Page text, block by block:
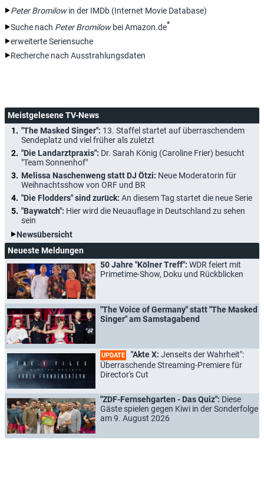
Peter Bromilowin der IMDb (Internet Movie Database)
Suche nach Peter Bromilowbei Amazon.de*
erweiterte Seriensuche
Recherche nach Ausstrahlungsdaten
Meistgelesene TV-News
"The Masked Singer": 13. Staffel startet auf überraschendem
Sendeplatz und viel früher als zuletzt
"Die Landarztpraxis": Dr. Sarah König (Caroline Frier) besucht
"Team Sonnenhof"
Melissa Naschenweng statt DJ Ötzi: Neue Moderatorin für
Weihnachtsshow von ORF und BR
"Die Flodders" sind zurück: An diesem Tag startet die neue Serie
"Baywatch": Hier wird die Neuauflage in Deutschland zu sehen
sein
Newsübersicht
Neueste Meldungen
50 Jahre "Kölner Treff": WDR feiert mit
Primetime-Show, Doku und Rückblicken
"The Voice of Germany" statt "The Masked
Singer" am Samstagabend
UPDATE "Akte X: Jenseits der Wahrheit":
Überraschende Streaming-Premiere für
Director's Cut
"ZDF-Fernsehgarten - Das Quiz": Diese
Gäste spielen gegen Kiwi in der Sonderfolge
am 9. August 2026